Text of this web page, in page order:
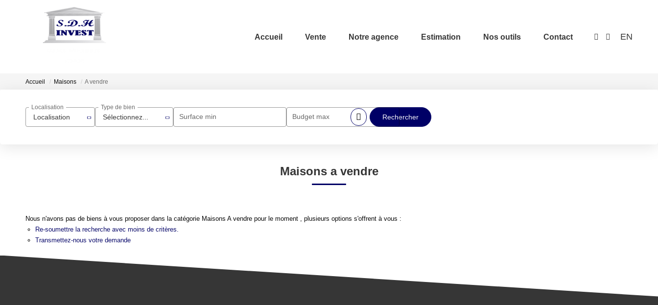
Accueil Vente Notre agence Estimation Nos outils Contact EN
Accueil Maisons A vendre
Localisation
Localisation
Sélectionnez...
Type de bien
Surface min Budget max
Maisons a vendre
Nous n'avons pas de biens à vous proposer dans la catégorie Maisons A vendre pour le moment , plusieurs options s'offrent à vous :
Re-soumettre la recherche avec moins de critères.
Transmettez-nous votre demande